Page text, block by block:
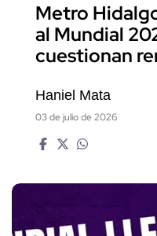
Metro
al Mundial
cuestionan
Haniel Mata
03 de julio de 2026